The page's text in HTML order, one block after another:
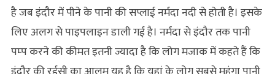
है जब इंदौर में पीने के पानी की सप्लाई नर्मदा नदी से होती है। इसके
लिए अलग से पाइपलाइन डाली गई है। नर्मदा से इंदौर तक पानी
पम्‍प करने की कीमत इतनी ज्यादा है कि लोग मजाक में कहते हैं कि